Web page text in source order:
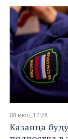
08 июл, 12:28
Казанца